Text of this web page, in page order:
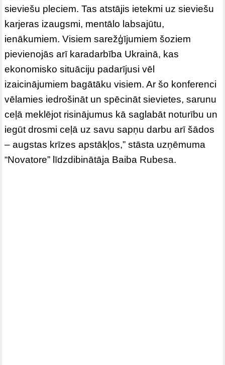
sieviešu pleciem. Tas atstājis ietekmi uz sieviešu
karjeras izaugsmi, mentālo labsajūtu,
ienākumiem. Visiem sarežģījumiem šoziem
pievienojās arī karadarbība Ukrainā, kas
ekonomisko situāciju padarījusi vēl
izaicinājumiem bagātāku visiem. Ar šo konferenci
vēlamies iedrošināt un spēcināt sievietes, sarunu
ceļā meklējot risinājumus kā saglabāt noturību un
iegūt drosmi ceļā uz savu sapņu darbu arī šādos
– augstas krīzes apstākļos,” stāsta uzņēmuma
“Novatore” līdzdibinātāja Baiba Rubesa.